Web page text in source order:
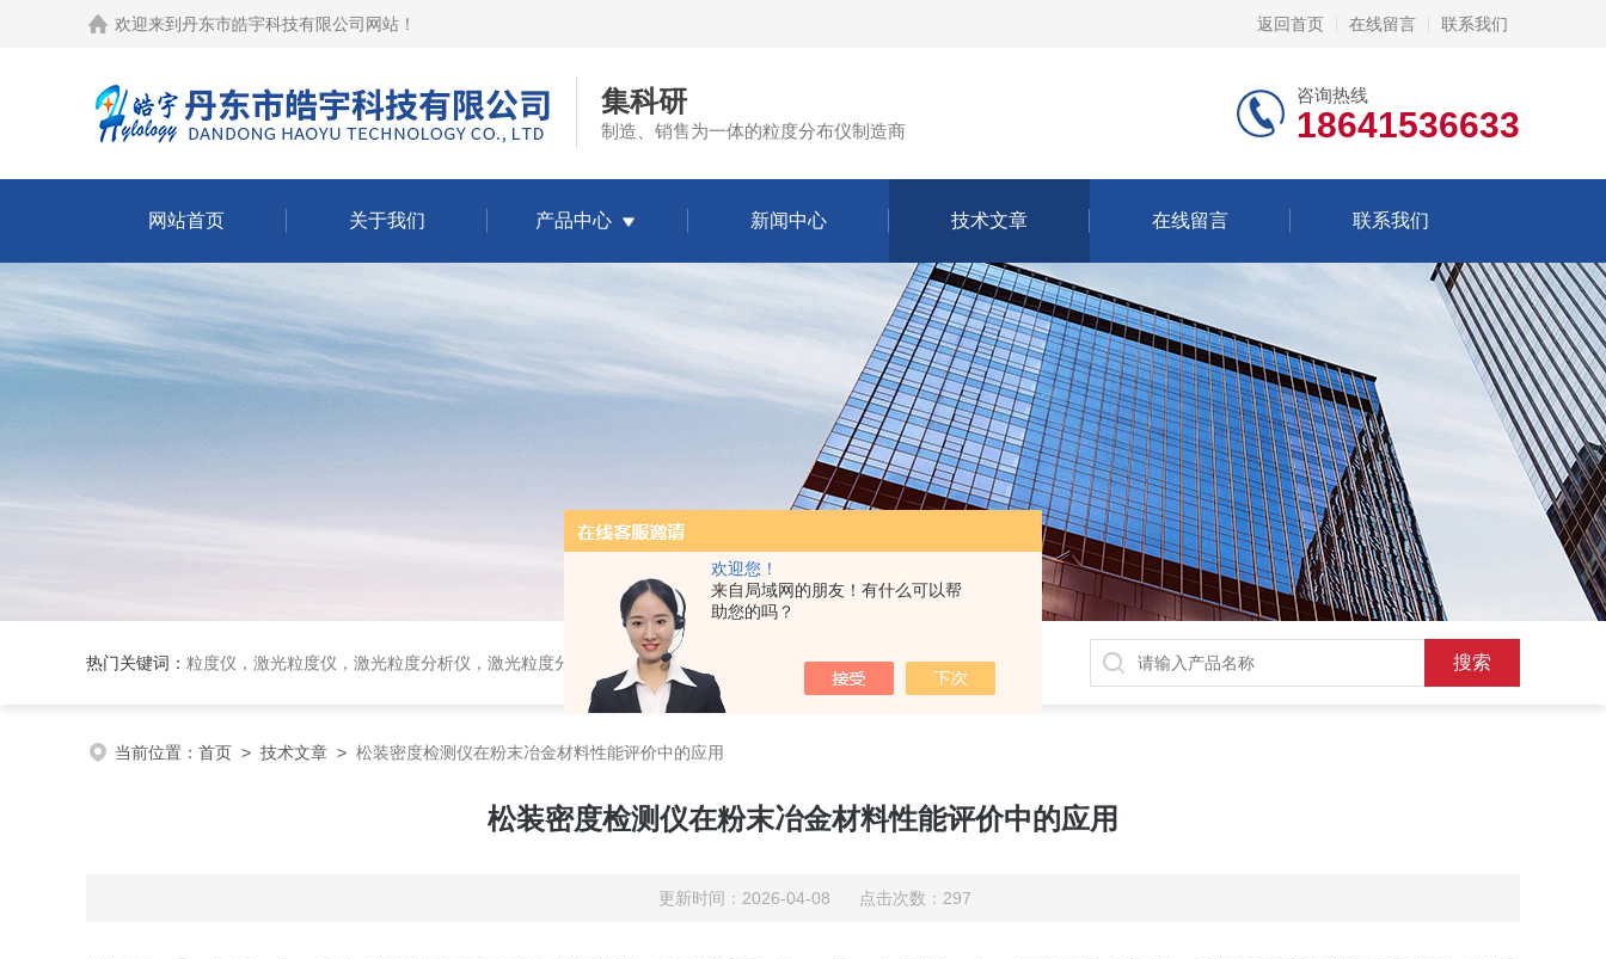
欢迎您！
来自局域网的朋友！有什么可以帮
助您的吗？
欢迎来到 丹东市皓宇科技有限公司网站 ！ 返回首页 在线留言 联系我们
集科研
制造、销售为一体的粒度分布仪制造商
咨询热线
18641536633
网站首页 关于我们 产品中心 新闻中心 技术文章 在线留言 联系我们
热门关键词： 粒度仪，激光粒度仪，激光粒度分析仪，激光粒度分布仪；全自动激光粒度分布仪，粉体综合特性测试仪，振实密度仪，霍尔流速计，自然堆积密度计，斯柯特容量计；
当前位置： 首页 > 技术文章 > 松装密度检测仪在粉末冶金材料性能评价中的应用
松装密度检测仪在粉末冶金材料性能评价中的应用
更新时间：2026-04-08 点击次数：297